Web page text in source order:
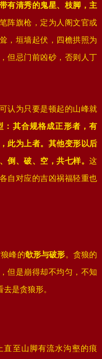
有清秀的鬼星、枝脚，主
阵旗枪，定为人阁文官或
，垣墙起伏，四檐拱照为
但忌门前凶砂，否则人丁
认为只要是顿起的山峰就
：其合规格成正形者，有
此为上者。其他变形以后
倒、破、空，共七样。 这
自对应的吉凶祸福轻重也
峰的欹形与破形。贪狼的
但是崩得却不均匀，不知
是贪狼形。
直至山脚有流水沟壑的痕